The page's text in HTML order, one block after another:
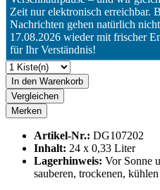
Zeit nur elektronisch erreichbar.
Nachrichten gehen natürlich
17.08.2026 wieder mit frischer
für Ihr Verständnis!
In den Warenkorb
Vergleichen
Merken
Artikel-Nr.: DG107202
Inhalt: 24 x 0,33 Liter
Lagerhinweis: Vor Sonne
sauberen, trockenen,